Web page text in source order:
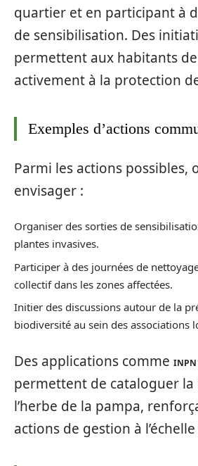
quartier et en participant à
de sensibilisation. Des
permettent aux habitants
activement à la protection
Exemples d’actions
Parmi les actions possibles,
envisager :
Organiser des sorties de
plantes invasives.
Participer à des journées de
collectif dans les zones affectées.
Initier des discussions autour de la
biodiversité au sein des associations
Des applications comme INPN
permettent de cataloguer la
l’herbe de la pampa,
actions de gestion à